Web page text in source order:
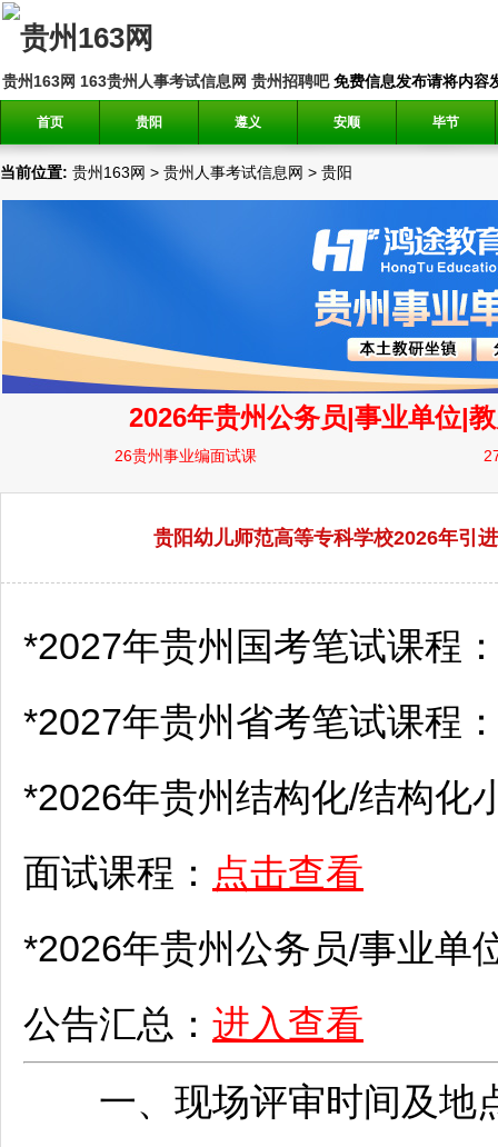
贵州163网 163贵州人事考试信息网 贵州招聘吧免费信息发布请将内容
首页 贵阳 遵义 安顺 毕节
当前位置: 贵州163网 > 贵州人事考试信息网 > 贵阳
贵阳幼儿师范高等专科学校2026年引
*2027年贵州国考笔试课程
*2027年贵州省考笔试课程
*2026年贵州结构化/结构化
面试课程： 点击查看
*2026年贵州公务员/事业单
公告汇总： 进入查看
一、现场评审时间及地